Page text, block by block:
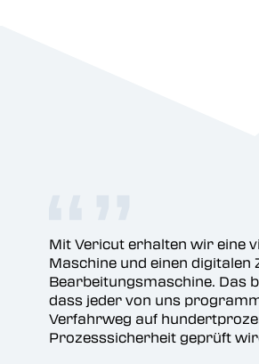
Mit Vericut erhalten wir eine
Maschine und einen digitalen
Bearbeitungsmaschine. Das
dass jeder von uns
Verfahrweg auf
Prozesssicherheit geprüft